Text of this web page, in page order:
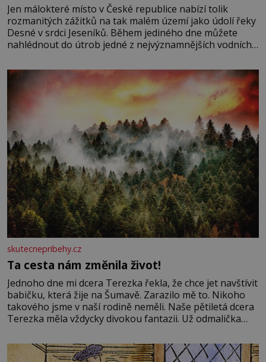
Jen málokteré místo v České republice nabízí tolik
rozmanitých zážitků na tak malém území jako údolí řeky
Desné v srdci Jeseníků. Během jediného dne můžete
nahlédnout do útrob jedné z nejvýznamnějších vodních
se na koloběžce a den zakončit poznáváním památek ve
Velkých Losinách nebo v termálním
skutecnepribehy.cz
Ta cesta nám změnila život!
Jednoho dne mi dcera Terezka řekla, že chce jet navštívit
babičku, která žije na Šumavě. Zarazilo mě to. Nikoho
takového jsme v naší rodině neměli. Naše pětiletá dcera
Terezka měla vždycky divokou fantazii. Už odmalička
zdálo o jednorožcích, krásných princeznách, statečných
rytířích a létajících dracích.